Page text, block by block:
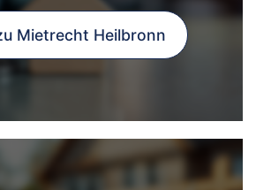
Mietrecht Heilbronn